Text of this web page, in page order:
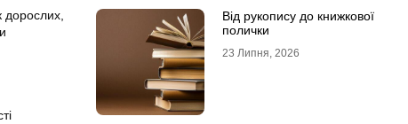
дорослих,
Від рукопису до книжкової
полички
23 Липня, 2026